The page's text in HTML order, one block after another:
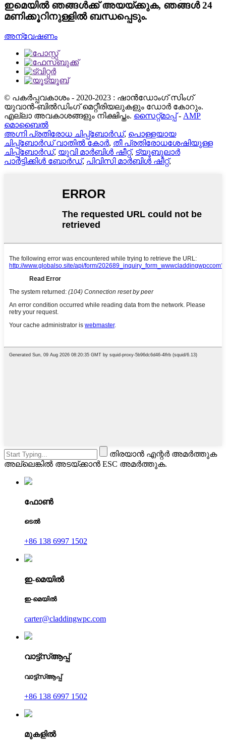
ഇമെയിൽ ഞങ്ങൾക്ക് അയയ്ക്കുക, ഞങ്ങൾ 24
മണിക്കൂറിനുള്ളിൽ ബന്ധപ്പെടും.
അന്വേഷണം
© പകർപ്പവകാശം - 2020-2023 : ഷാൻഡോംഗ് സിംഗ്
യുവാൻ-ബിൽഡിംഗ് മെറ്റീരിയലുകളും ഡോർ കോറും.
എല്ലാ അവകാശങ്ങളും നിക്ഷിപ്തം. സൈറ്റ്മാപ്പ്- AMP
മൊബൈൽ
അഗ്നി പ്രതിരോധ ചിപ്പ്ബോർഡ്, പൊള്ളയായ
ചിപ്പ്ബോർഡ് വാതിൽ കോർ, തീ പ്രതിരോധശേഷിയുള്ള
ചിപ്പ്ബോർഡ്, യുവി മാർബിൾ ഷീറ്റ്, ട്യൂബുലാർ
പാർട്ടിക്കിൾ ബോർഡ്, പിവിസി മാർബിൾ ഷീറ്റ്,
തിരയാൻ എന്റർ അമർത്തുക
അല്ലെങ്കിൽ അടയ്ക്കാൻ ESC അമർത്തുക.
ഫോൺ
ടെൽ
+86 138 6997 1502
ഇ-മെയിൽ
ഇ-മെയിൽ
carter@claddingwpc.com
വാട്ട്‌സ്ആപ്പ്
വാട്ട്‌സ്ആപ്പ്
+86 138 6997 1502
മുകളിൽ